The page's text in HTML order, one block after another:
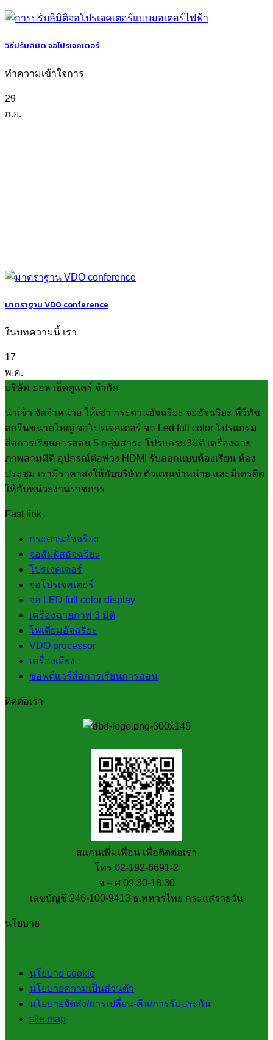
วิธีปรับลิมิต จอโปรเจคเตอร์
ทำความเข้าใจการ
29
ก.ย.
มาตราฐาน VDO conference
ในบทความนี้ เรา
17
พ.ค.
บริษัท ออล เอ็ดดูแคร์ จำกัด
นำเข้า จัดจำหน่าย ให้เช่า กระดานอัจฉริยะ จออัจฉริยะ ทีวีทัช
สกรีนขนาดใหญ่ จอโปรเจคเตอร์ จอ Led full color โปรแกรม
สื่อการเรียนการสอน 5 กลุ่มสาระ โปรแกรม3มิติ เครื่องฉาย
ภาพสามมิติ อุปกรณ์ต่อพ่วง HDMI รับออกแบบห้องเรียน ห้อง
ประชุม เรามีราคาส่งให้กับบริษัท ตัวแทนจำหน่าย และมีเครดิต
ให้กับหน่วยงานราชการ
Fast link
กระดานอัจฉริยะ
จอสัมผัสอัจฉริยะ
โปรเจคเตอร์
จอโปรเจคเตอร์
จอ LED full color display
เครื่องฉายภาพ 3 มิติ
โพเดี่ยมอัจฉริยะ
VDO processor
เครื่องเสียง
ซอฟต์แวร์สื่อการเรียนการสอน
ติดต่อเรา
สแกนเพิ่มเพื่อน เพื่อติดต่อเรา
โทร.02-192-6691-2
จ – ศ 09.30-18.30
เลขบัญชี 246-100-9413 ธ.ทหารไทย กระแสรายวัน
นโยบาย
นโยบาย cookie
นโยบายความเป็นส่วนตัว
นโยบายจัดส่ง/การเปลี่ยน-คืน/การรับประกัน
site map